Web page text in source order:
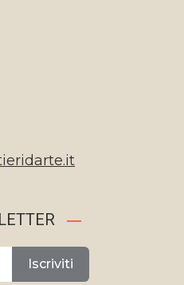
Iscriviti